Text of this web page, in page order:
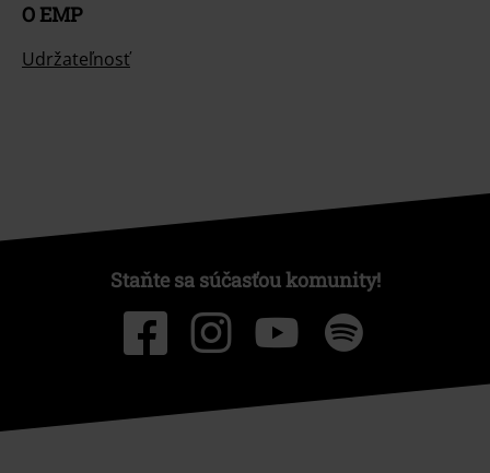
O EMP
Udržateľnosť
Staňte sa súčasťou komunity!